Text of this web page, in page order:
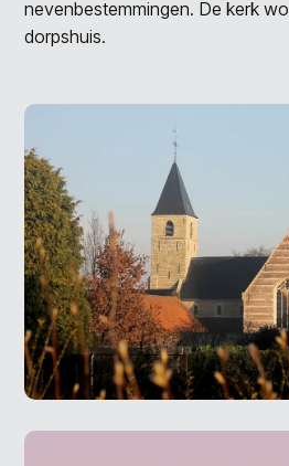
nevenbestemmingen. De kerk
dorpshuis.